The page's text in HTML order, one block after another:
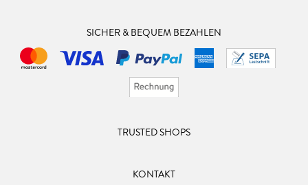
SICHER & BEQUEM BEZAHLEN
TRUSTED SHOPS
KONTAKT